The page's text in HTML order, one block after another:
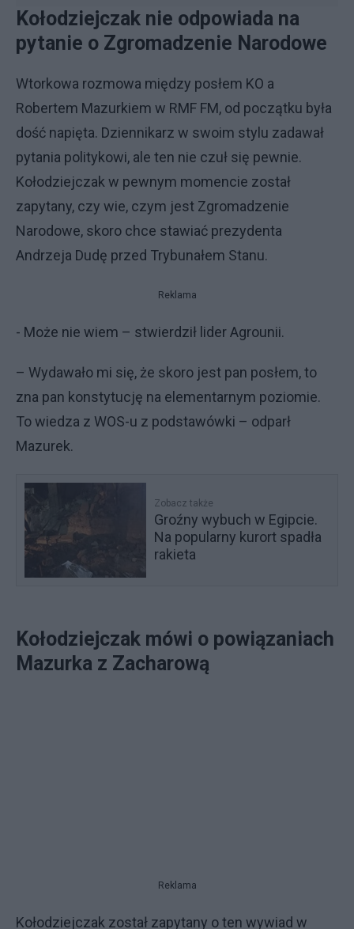
Kołodziejczak nie odpowiada na
pytanie o Zgromadzenie Narodowe
Wtorkowa rozmowa między posłem KO a
Robertem Mazurkiem w RMF FM, od początku była
dość napięta. Dziennikarz w swoim stylu zadawał
pytania politykowi, ale ten nie czuł się pewnie.
Kołodziejczak w pewnym momencie został
zapytany, czy wie, czym jest Zgromadzenie
Narodowe, skoro chce stawiać prezydenta
Andrzeja Dudę przed Trybunałem Stanu.
Reklama
- Może nie wiem – stwierdził lider Agrounii.
– Wydawało mi się, że skoro jest pan posłem, to
zna pan konstytucję na elementarnym poziomie.
To wiedza z WOS-u z podstawówki – odparł
Mazurek.
Zobacz także
Groźny wybuch w Egipcie.
Na popularny kurort spadła
rakieta
Kołodziejczak mówi o powiązaniach
Mazurka z Zacharową
Reklama
Kołodziejczak został zapytany o ten wywiad w